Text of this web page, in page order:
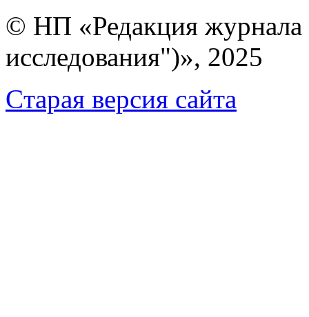
© НП «Редакция
исследования")», 2025
Cтарая версия сайта